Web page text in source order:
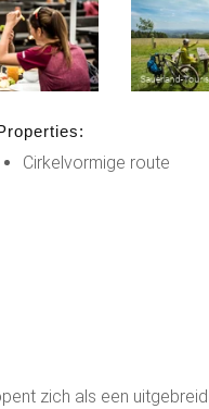
Cirkelvormige route
zich als een